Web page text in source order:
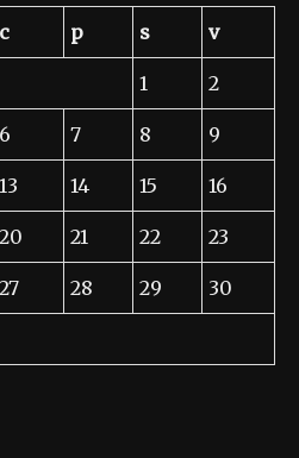
c p s v
1 2
6 7 8 9
13 14 15 16
20 21 22 23
27 28 29 30